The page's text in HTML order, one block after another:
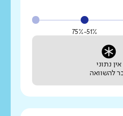
51%-75%
אין נתוני
להשוואה